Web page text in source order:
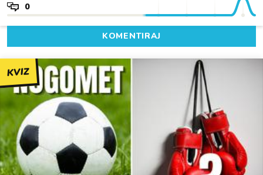
0
KOMENTIRAJ
KVIZ